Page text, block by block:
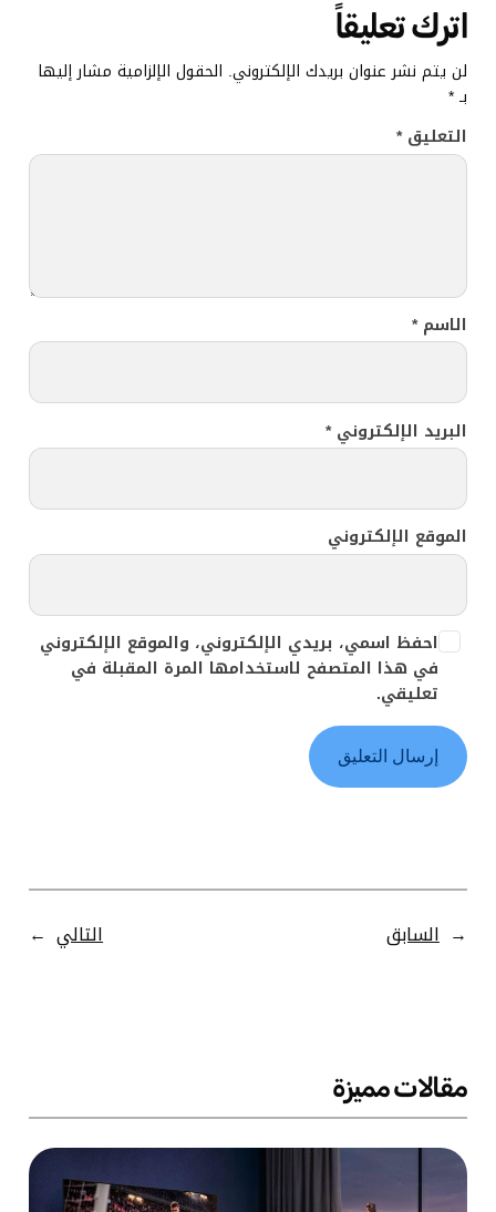
اترك تعليقاً
لن يتم نشر عنوان بريدك الإلكتروني. الحقول الإلزامية مشار إليها
بـ*
التعليق*
الاسم*
البريد الإلكتروني*
الموقع الإلكتروني
احفظ اسمي، بريدي الإلكتروني، والموقع الإلكتروني
في هذا المتصفح لاستخدامها المرة المقبلة في
تعليقي.
← السابق التالي →
مقالات مميزة